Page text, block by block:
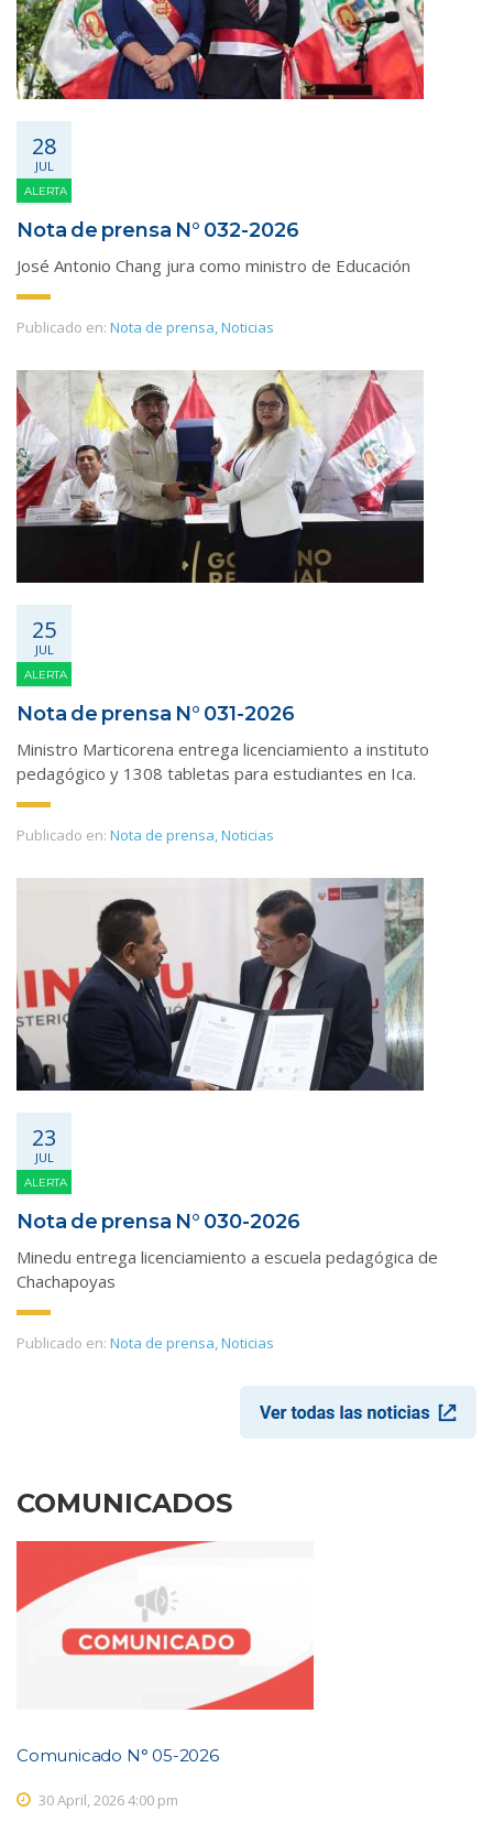
28
JUL
ALERTA
Nota de prensa N° 032-2026
José Antonio Chang jura como ministro de Educación
Publicado en: Nota de prensa,Noticias
25
JUL
ALERTA
Nota de prensa N° 031-2026
Ministro Marticorena entrega licenciamiento a instituto
pedagógico y 1308 tabletas para estudiantes en Ica.
Publicado en: Nota de prensa,Noticias
23
JUL
ALERTA
Nota de prensa N° 030-2026
Minedu entrega licenciamiento a escuela pedagógica de
Chachapoyas
Publicado en: Nota de prensa,Noticias
COMUNICADOS
Comunicado N° 05-2026
30 April, 2026 4:00 pm